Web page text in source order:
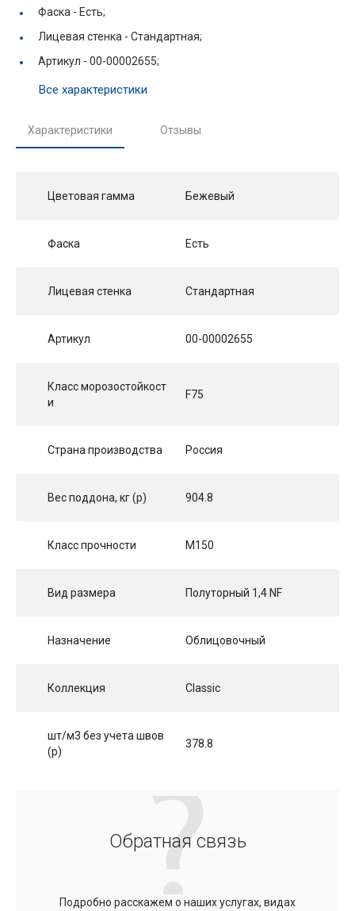
Фаска - Есть;
Лицевая стенка - Стандартная;
Артикул - 00-00002655;
Все характеристики
Характеристики Отзывы
Цветовая гамма Бежевый
Фаска Есть
Лицевая стенка Стандартная
Артикул 00-00002655
Класс морозостойкост
и
F75
Страна производства Россия
Вес поддона, кг (p) 904.8
Класс прочности М150
Вид размера Полуторный 1,4 NF
Назначение Облицовочный
Коллекция Classic
шт/м3 без учета швов
(p)
378.8
Обратная связь
Подробно расскажем о наших услугах, видах